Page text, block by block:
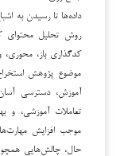
داده‌ها تا رسیدن به
کدگذاری باز، محوری،
موضوع پژوهش
آموزش، دسترسی
تعاملات آموزشی، و
موجب افزایش
حال، چالش‌هایی